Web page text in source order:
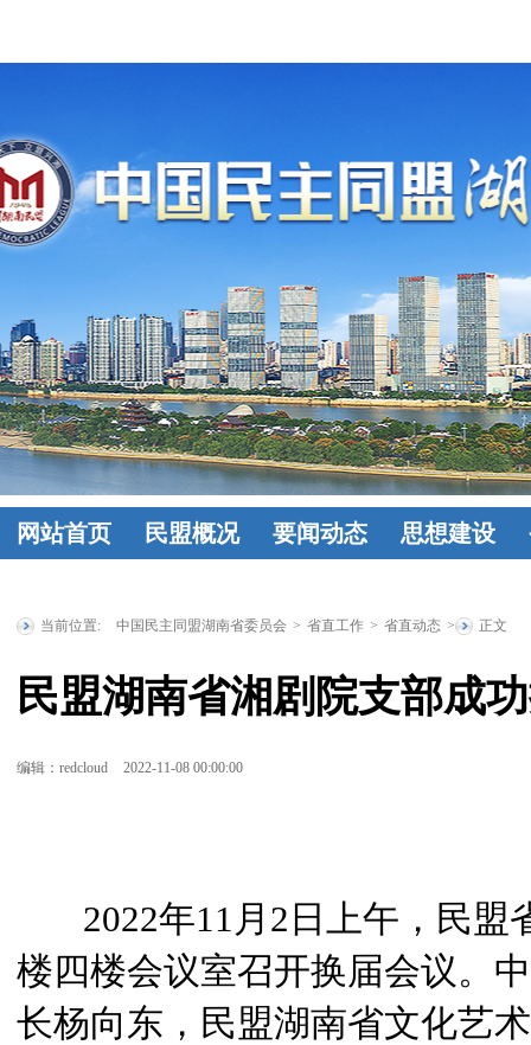
网站首页
民盟概况
盟章程 领导
人简介
历届
省委委员 历
届人大代表
省文史研究
馆馆员
要闻动态
战要闻 盟务
要闻
思想建设
习资料 民盟
传统教育基
地 统战理论
当前位置: 中国民主同盟湖南省委员会 > 省直工作 > 省直动态 > 正文
民盟湖南省湘剧院支部成
编辑：redcloud 2022-11-08 00:00:00
2022年11月2日上午，民盟
楼四楼会议室召开换届会议。
长杨向东，民盟湖南省文化艺